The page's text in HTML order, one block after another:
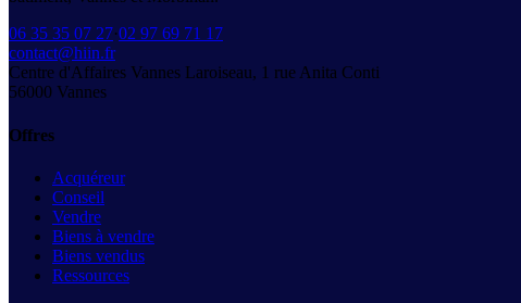
06 35 35 07 27·02 97 69 71 17
contact@hiin.fr
Centre d'Affaires Vannes Laroiseau, 1 rue Anita Conti
56000 Vannes
Offres
Acquéreur
Conseil
Vendre
Biens à vendre
Biens vendus
Ressources